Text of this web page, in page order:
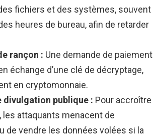
fichiers et des systèmes, souvent
heures de bureau, afin de retarder
rançon : Une demande de paiement
échange d’une clé de décryptage,
en cryptomonnaie.
divulgation publique : Pour accroître
les attaquants menacent de
de vendre les données volées si la